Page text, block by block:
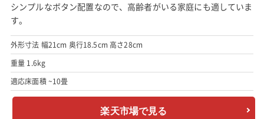
シンプルなボタン配置なので、高齢者がいる家庭にも適していま
す。
外形寸法 幅21cm 奥行18.5cm 高さ28cm
重量 1.6kg
適応床面積 ~10畳
楽天市場で見る